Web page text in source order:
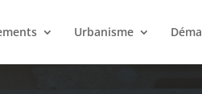
Urbanisme